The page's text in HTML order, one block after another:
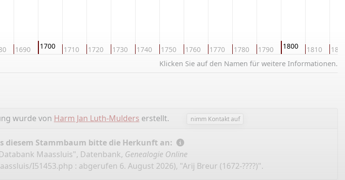
1690 1700 1710 1720 1730 1740 1750 1760 1770 1780 1790 1800 1810
Klicken Sie auf den Namen für weitere Informationen.
wurde von Harm Jan Luth-Mulders erstellt. nimm Kontakt auf
diesem Stammbaum bitte die Herkunft an:
Maassluis", Datenbank, Genealogie Online
I51453.php : abgerufen 6. August 2026), "Arij Breur (1672-????)".